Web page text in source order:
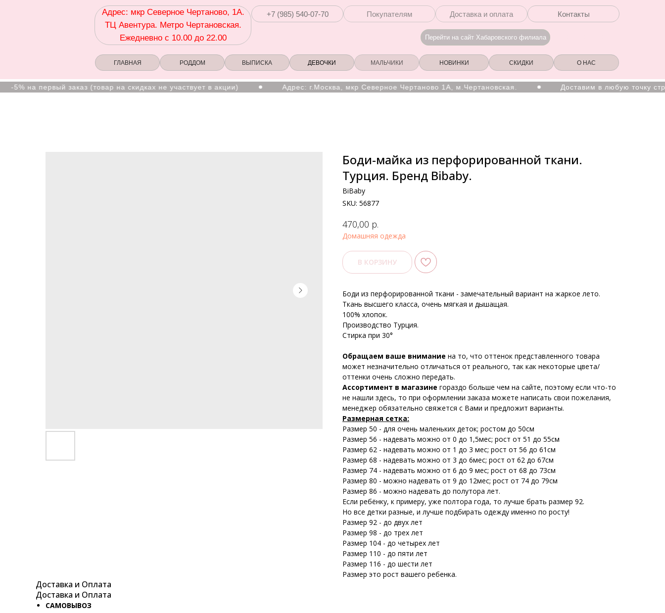
ДЕВОЧКИ МАЛЬЧИКИ СКИДКИ
Покупателям Доставка и оплата Контакты
+7 (985) 540-07-70
НОВИНКИ О НАС
Адрес: мкр Северное Чертаново, 1А.
ТЦ Авентура. Метро Чертановская.
Ежедневно с 10.00 до 22.00
ГЛАВНАЯ ВЫПИСКА
Перейти на сайт Хабаровского филиала
РОДДОМ
на первый заказ (товар на скидках не участвует в акции) Адрес: г.Москва, мкр Северное Чертаново 1А, м.Чертановская. Доставим в любую точку страны
Боди-майка из перфорированной ткани.
Турция. Бренд Bibaby.
BiBaby
SKU: 56877
470,00 р.
Домашняя одежда
В КОРЗИНУ
Боди из перфорированной ткани - замечательный вариант на жаркое лето.
Ткань высшего класса, очень мягкая и дышащая.
100% хлопок.
Производство Турция.
Стирка при 30°
Обращаем ваше внимание на то, что оттенок представленного товара
может незначительно отличаться от реального, так как некоторые цвета/
оттенки очень сложно передать.
Ассортимент в магазине гораздо больше чем на сайте, поэтому если что-то
не нашли здесь, то при оформлении заказа можете написать свои пожелания,
менеджер обязательно свяжется с Вами и предложит варианты.
Размерная сетка:
Размер 50 - для очень маленьких деток; ростом до 50см
Размер 56 - надевать можно от 0 до 1,5мес; рост от 51 до 55см
Размер 62 - надевать можно от 1 до 3 мес; рост от 56 до 61см
Размер 68 - надевать можно от 3 до 6мес; рост от 62 до 67см
Размер 74 - надевать можно от 6 до 9 мес; рост от 68 до 73см
Размер 80 - можно надевать от 9 до 12мес; рост от 74 до 79см
Размер 86 - можно надевать до полутора лет.
Если ребёнку, к примеру, уже полтора года, то лучше брать размер 92.
Но все детки разные, и лучше подбирать одежду именно по росту!
Размер 92 - до двух лет
Размер 98 - до трех лет
Размер 104 - до четырех лет
Размер 110 - до пяти лет
Размер 116 - до шести лет
Размер это рост вашего ребенка.
Доставка и Оплата
Доставка и Оплата
САМОВЫВОЗ